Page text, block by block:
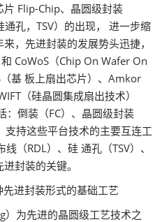
片 Flip-Chip、晶圆级封装
孔，TSV）的出现， 进一步缩
，先进封装的发展势头迅捷，
CoWoS（Chip On Wafer On
基 板上扇出芯片）、Amkor
（硅晶圆集成扇出技术）
：倒装（FC）、晶圆级封装
支持这些平台技术的主要互连工
（RDL）、硅 通孔（TSV）、
封装的关键。
进封装形式的基础工艺
为先进的晶圆级工艺技术之